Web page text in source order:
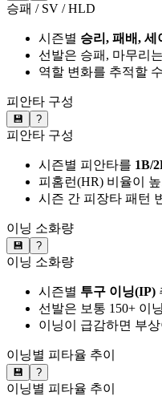
승패 / SV / HLD
시즌별 승리, 패배, 세
선발은 승패, 마무리
역할 변화를 추적할
피안타 구성
💾 ?
피안타 구성
시즌별 피안타를 1B/
피홈런(HR) 비율이
시즌 간 피장타 패턴
이닝 소화량
💾 ?
이닝 소화량
시즌별 투구 이닝(IP)
선발은 보통 150+ 이
이닝이 급감하면 부
이닝별 피타율 추이
💾 ?
이닝별 피타율 추이